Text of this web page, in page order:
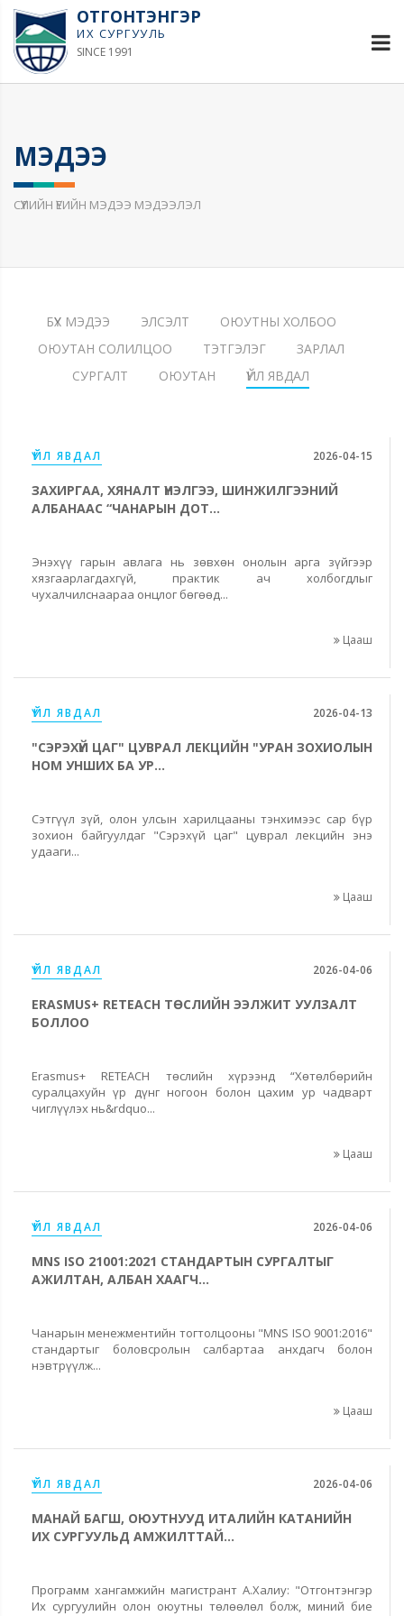
ОТГОНТЭНГЭР
ИХ СУРГУУЛЬ
SINCE 1991
МЭДЭЭ
СҮҮЛИЙН ҮЕИЙН МЭДЭЭ МЭДЭЭЛЭЛ
БҮХ МЭДЭЭ ЭЛСЭЛТ
ОЮУТНЫ ХОЛБОО
ОЮУТАН СОЛИЛЦОО
ТЭТГЭЛЭГ
ЗАРЛАЛ
СУРГАЛТ
ОЮУТАН ҮЙЛ ЯВДАЛ
ҮЙЛ ЯВДАЛ 2026-04-15
ЗАХИРГАА, ХЯНАЛТ ҮНЭЛГЭЭ, ШИНЖИЛГЭЭНИЙ
АЛБАНААС “ЧАНАРЫН ДОТ...
Энэхүү гарын авлага нь зөвхөн онолын арга зүйгээр
хязгаарлагдахгүй, практик ач холбогдлыг
чухалчилснаараа онцлог бөгөөд...
Цааш
ҮЙЛ ЯВДАЛ 2026-04-13
"СЭРЭХҮЙ ЦАГ" ЦУВРАЛ ЛЕКЦИЙН "УРАН ЗОХИОЛЫН
НОМ УНШИХ БА УР...
Сэтгүүл зүй, олон улсын харилцааны тэнхимээс сар бүр
зохион байгуулдаг "Сэрэхүй цаг" цуврал лекцийн энэ
удааги...
Цааш
ҮЙЛ ЯВДАЛ 2026-04-06
ERASMUS+ RETEACH ТӨСЛИЙН ЭЭЛЖИТ УУЛЗАЛТ
БОЛЛОО
Erasmus+ RETEACH төслийн хүрээнд “Хөтөлбөрийн
суралцахуйн үр дүнг ногоон болон цахим ур чадварт
чиглүүлэх нь&rdquo...
Цааш
ҮЙЛ ЯВДАЛ 2026-04-06
MNS ISO 21001:2021 СТАНДАРТЫН СУРГАЛТЫГ
АЖИЛТАН, АЛБАН ХААГЧ...
Чанарын менежментийн тогтолцооны "MNS ISO 9001:2016"
стандартыг боловсролын салбартаа анхдагч болон
нэвтрүүлж...
Цааш
ҮЙЛ ЯВДАЛ 2026-04-06
МАНАЙ БАГШ, ОЮУТНУУД ИТАЛИЙН КАТАНИЙН
ИХ СУРГУУЛЬД АМЖИЛТТАЙ...
Программ хангамжийн магистрант А.Халиу: "Отгонтэнгэр
Их сургуулийн олон оюутны төлөөлөл болж, миний бие